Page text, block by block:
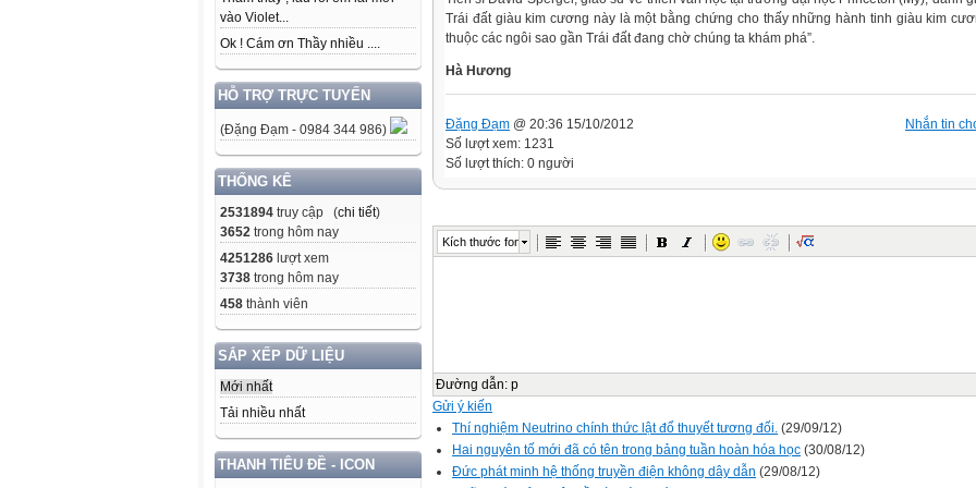
vào Violet...
Ok ! Cám ơn Thầy nhiều ....
HỖ TRỢ TRỰC TUYẾN
(Đặng Đạm - 0984 344 986)
THỐNG KÊ
2531894 truy cập (chi tiết)
3652 trong hôm nay
4251286 lượt xem
3738 trong hôm nay
458 thành viên
SẮP XẾP DỮ LIỆU
Mới nhất
Tải nhiều nhất
THANH TIÊU ĐỀ - ICON
Trái đất giàu kim cương này là một bằng chứng cho thấy những hành tinh giàu kim
thuộc các ngôi sao gần Trái đất đang chờ chúng ta khám phá”.
Hà Hương
Nhắn tin
Đặng Đạm @ 20:36 15/10/2012
Số lượt xem: 1231
Số lượt thích: 0 người
Kích thước font
Đường dẫn: p
Gửi ý kiến
Thí nghiệm Neutrino chính thức lật đổ thuyết tương đối. (29/09/12)
Hai nguyên tố mới đã có tên trong bảng tuần hoàn hóa học (30/08/12)
Đức phát minh hệ thống truyền điện không dây dẫn (29/08/12)